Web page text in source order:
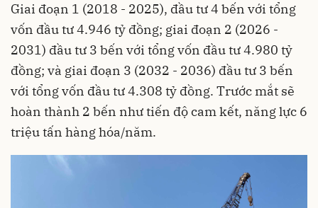
Giai đoạn 1 (2018 - 2025), đầu tư 4 bến với tổng
vốn đầu tư 4.946 tỷ đồng; giai đoạn 2 (2026 -
2031) đầu tư 3 bến với tổng vốn đầu tư 4.980 tỷ
đồng; và giai đoạn 3 (2032 - 2036) đầu tư 3 bến
với tổng vốn đầu tư 4.308 tỷ đồng. Trước mắt sẽ
hoàn thành 2 bến như tiến độ cam kết, năng lực 6
triệu tấn hàng hóa/năm.